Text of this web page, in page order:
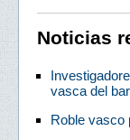
Noticias
vasca del
Roble vasco